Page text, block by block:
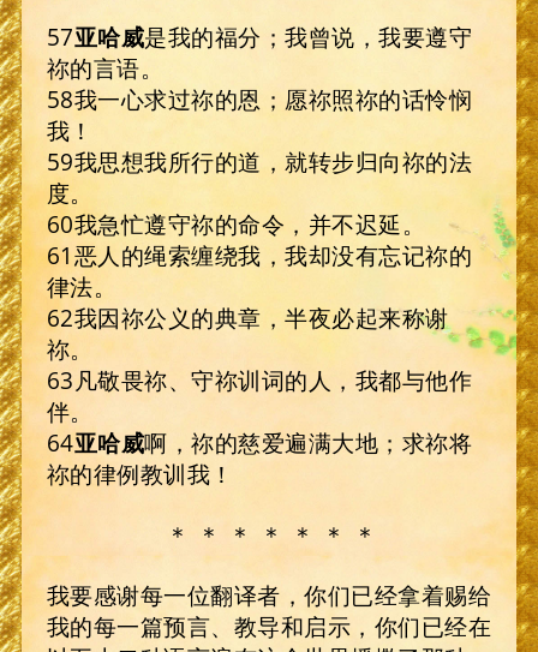
57亚哈威是我的福分；我曾说，我要遵守
祢的言语。
58我一心求过祢的恩；愿祢照祢的话怜悯
我！
59我思想我所行的道，就转步归向祢的法
度。
60我急忙遵守祢的命令，并不迟延。
61恶人的绳索缠绕我，我却没有忘记祢的
律法。
62我因祢公义的典章，半夜必起来称谢
祢。
63凡敬畏祢、守祢训词的人，我都与他作
伴。
64亚哈威啊，祢的慈爱遍满大地；求祢将
祢的律例教训我！
＊ ＊ ＊ ＊ ＊ ＊ ＊
我要感谢每一位翻译者，你们已经拿着赐给
我的每一篇预言、教导和启示，你们已经在